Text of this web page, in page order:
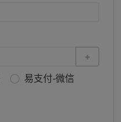
+
易支付-微信